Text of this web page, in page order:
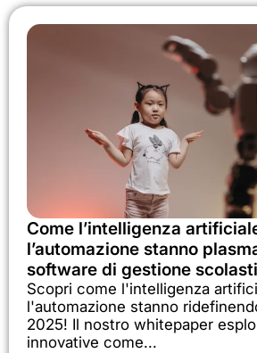
Come l’intelligenza
l’automazione stanno
software di gestione
Scopri come l'intelligenza
l'automazione stanno
2025! Il nostro whitepaper
innovative come...